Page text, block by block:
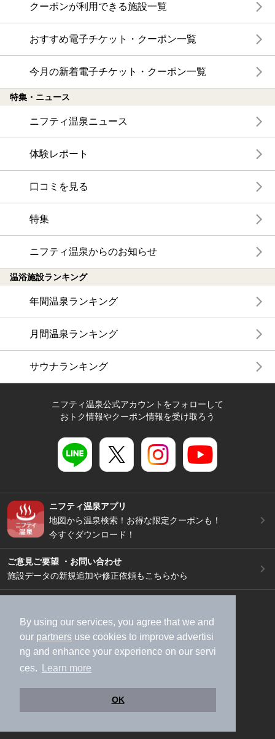
By using our services, you agree that we and
our partners use cookies to improve advertisi
ng and enhance your experience on our servi
ces.
Learn more
OK
クーポンが利用できる施設一覧
おすすめ電子チケット・クーポン一覧
今月の新着電子チケット・クーポン一覧
特集・ニュース
ニフティ温泉ニュース
体験レポート
口コミを見る
特集
ニフティ温泉からのお知らせ
温浴施設ランキング
年間温泉ランキング
月間温泉ランキング
サウナランキング
ニフティ温泉公式アカウントをフォローして
おトク情報やクーポン情報を受け取ろう
ニフティ温泉アプリ
地図から温泉検索！お得な限定クーポンも！
今すぐダウンロード！
ご意見ご要望 ・お問い合わせ
施設データの新規追加や修正依頼もこちらから
加盟店募集（資料請求）
広告出稿のご案内
利用規約
ライフスタイルMEMBERS+規約
特定商取引法に基づく表記
ヘルプ
採用情報
運営会社